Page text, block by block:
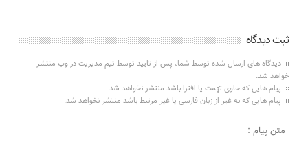
ثبت دیدگاه
دیدگاه های ارسال شده توسط شما، پس از تایید توسط تیم مدیریت در وب منتشر
خواهد شد.
پیام هایی که حاوی تهمت یا افترا باشد منتشر نخواهد شد.
پیام هایی که به غیر از زبان فارسی یا غیر مرتبط باشد منتشر نخواهد شد.